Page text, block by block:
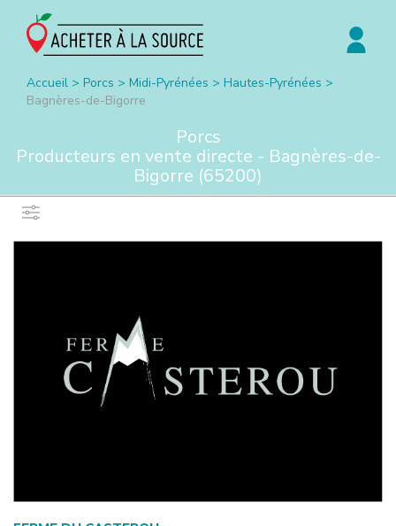
Accueil > Porcs > Midi-Pyrénées > Hautes-Pyrénées >
Bagnères-de-Bigorre
Porcs
Producteurs en vente directe - Bagnères-de-
Bigorre (65200)